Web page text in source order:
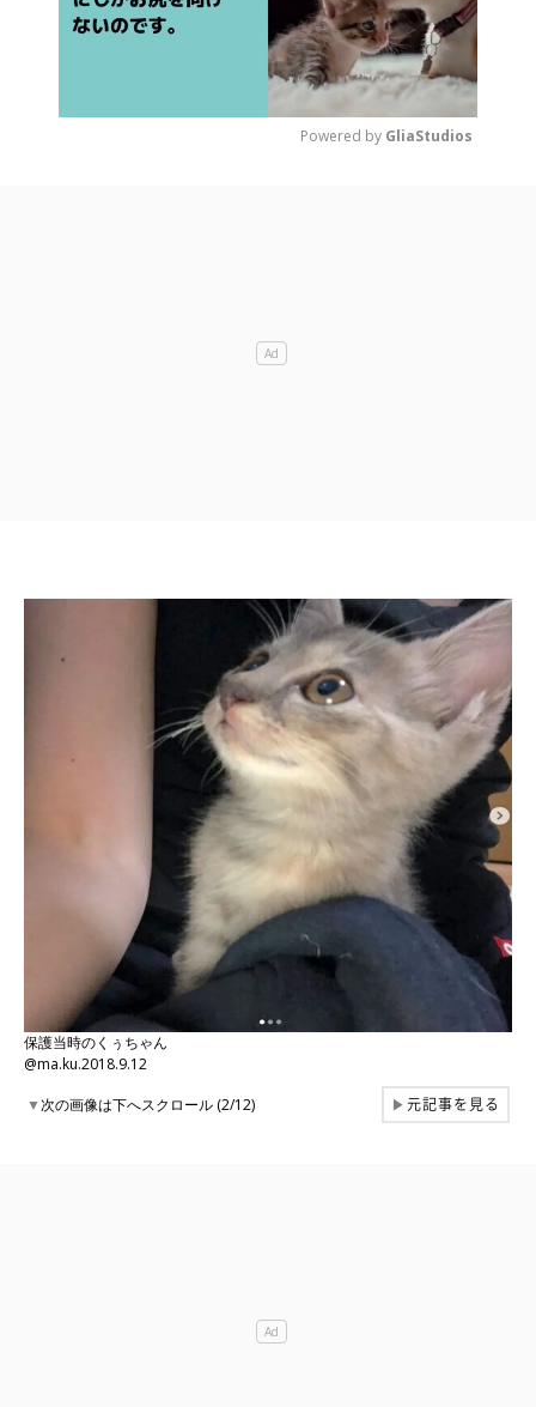
Powered by GliaStudios
保護当時のくぅちゃん
@ma.ku.2018.9.12
▼次の画像は下へスクロール (2/12) ▶元記事を見る